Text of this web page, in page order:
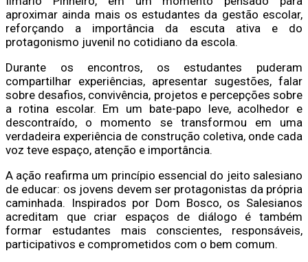
aproximar ainda mais os estudantes da gestão escolar,
reforçando a importância da escuta ativa e do
protagonismo juvenil no cotidiano da escola.
Durante os encontros, os estudantes puderam
compartilhar experiências, apresentar sugestões, falar
sobre desafios, convivência, projetos e percepções sobre
a rotina escolar. Em um bate-papo leve, acolhedor e
descontraído, o momento se transformou em uma
verdadeira experiência de construção coletiva, onde cada
voz teve espaço, atenção e importância.
A ação reafirma um princípio essencial do jeito salesiano
de educar: os jovens devem ser protagonistas da própria
caminhada. Inspirados por Dom Bosco, os Salesianos
acreditam que criar espaços de diálogo é também
formar estudantes mais conscientes, responsáveis,
participativos e comprometidos com o bem comum.